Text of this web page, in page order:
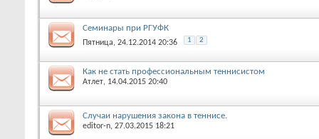
Семинары при РГУФК
Пятница, 24.12.2014 20:36 1 2
Как не стать профессиональным теннисистом
Атлет, 14.04.2015 20:40
Случаи нарушения закона в теннисе.
editor-n, 27.03.2015 18:21